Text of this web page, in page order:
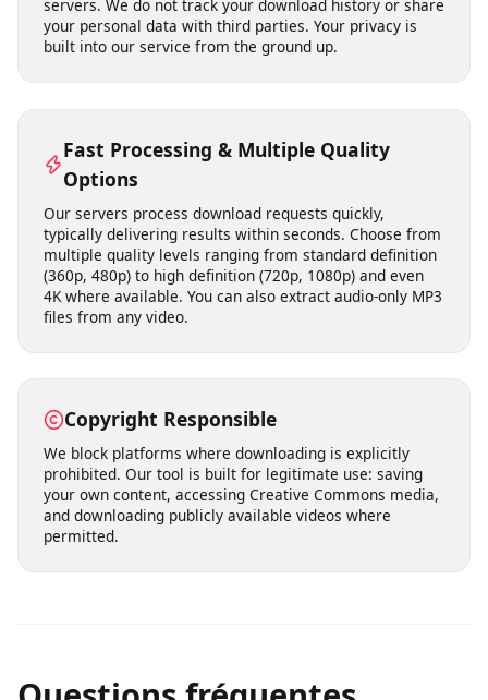
Privacy First
We do not require registration or account creation for
basic downloads. Your submitted URLs are processed
temporarily and are not permanently stored on our
servers. We do not track your download history or share
built into our service from the ground up.
Fast Processing & Multiple Quality
Options
typically delivering results within seconds. Choose from
multiple quality levels ranging from standard definition
(360p, 480p) to high definition (720p, 1080p) and even
4K where available. You can also extract audio-only MP3
files from any video.
your own content, accessing Creative Commons media,